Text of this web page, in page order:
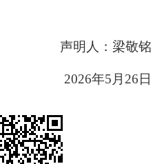
声明人 ： 梁敬铭
2026年5 月 26日